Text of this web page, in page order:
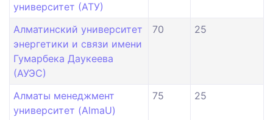
университет (АТУ)
Алматинский университет
энергетики и связи имени
Гумарбека Даукеева
(АУЭС)
70 25
Алматы менеджмент
университет (AlmaU)
75 25